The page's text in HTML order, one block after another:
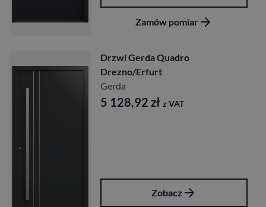
Zamów pomiar
Drzwi Gerda Quadro
Drezno/Erfurt
Gerda
5 128,92 zł z VAT
Zobacz